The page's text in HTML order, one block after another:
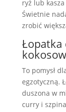
ryż lub
Świetnie
zrobić
Łopatka
To pomysł
egzotyczną.
duszona w
curry i